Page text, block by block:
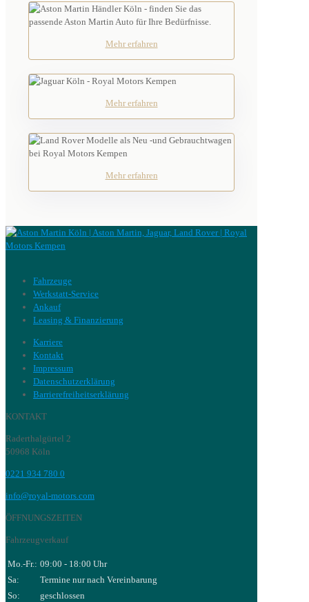
Mehr erfahren
Mehr erfahren
Mehr erfahren
Fahrzeuge
Werkstatt-Service
Ankauf
Leasing & Finanzierung
Karriere
Kontakt
Impressum
Datenschutzerklärung
Barrierefreiheitserklärung
KONTAKT
Raderthalgürtel 2
50968 Köln
0221 934 780 0
info@royal-motors.com
ÖFFNUNGSZEITEN
Fahrzeugverkauf
Mo.-Fr.: 09:00 - 18:00 Uhr
Sa:
Termine nur nach Vereinbarung
So:
geschlossen